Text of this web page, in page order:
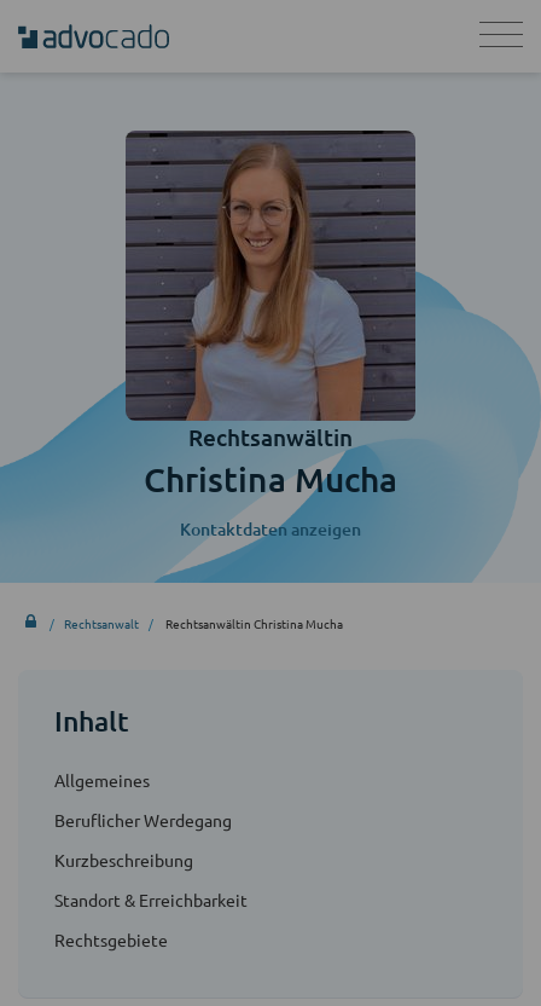
Rechtsanwältin
Christina Mucha
Kontaktdaten anzeigen
Rechtsanwalt Rechtsanwältin Christina Mucha
Inhalt
Allgemeines
Beruflicher Werdegang
Kurzbeschreibung
Standort & Erreichbarkeit
Rechtsgebiete